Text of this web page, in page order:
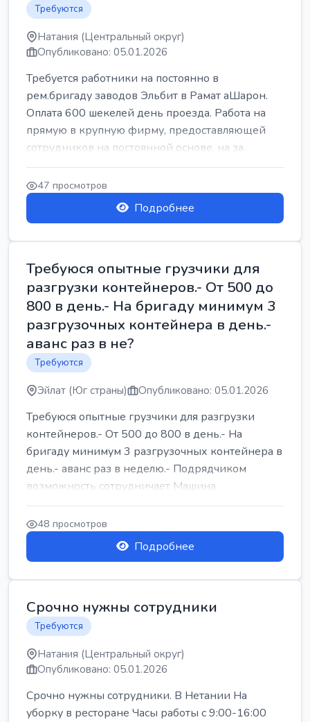
Требуются
Натания (Центральный округ)
Опубликовано: 05.01.2026
Требуется работники на постоянно в
рем.бригаду заводов Эльбит в Рамат аШарон.
Оплата 600 шекелей день проезда. Работа на
прямую в крупную фирму, предоставляющей
сотрудников на постоянной основе, на за...
47 просмотров
Подробнее
Требуюся опытные грузчики для
разгрузки контейнеров.- От 500 до
800 в день.- На бригаду минимум 3
разгрузочных контейнера в день.-
аванс раз в не?
Требуются
Эйлат (Юг страны) Опубликовано: 05.01.2026
Требуюся опытные грузчики для разгрузки
контейнеров.- От 500 до 800 в день.- На
бригаду минимум 3 разгрузочных контейнера в
день.- аванс раз в неделю.- Подрядчиком
возможность сотрудничает Машина
48 просмотров
Подробнее
Срочно нужны сотрудники
Требуются
Натания (Центральный округ)
Опубликовано: 05.01.2026
Срочно нужны сотрудники. В Нетании На
уборку в ресторане Часы работы с 9:00-16:00